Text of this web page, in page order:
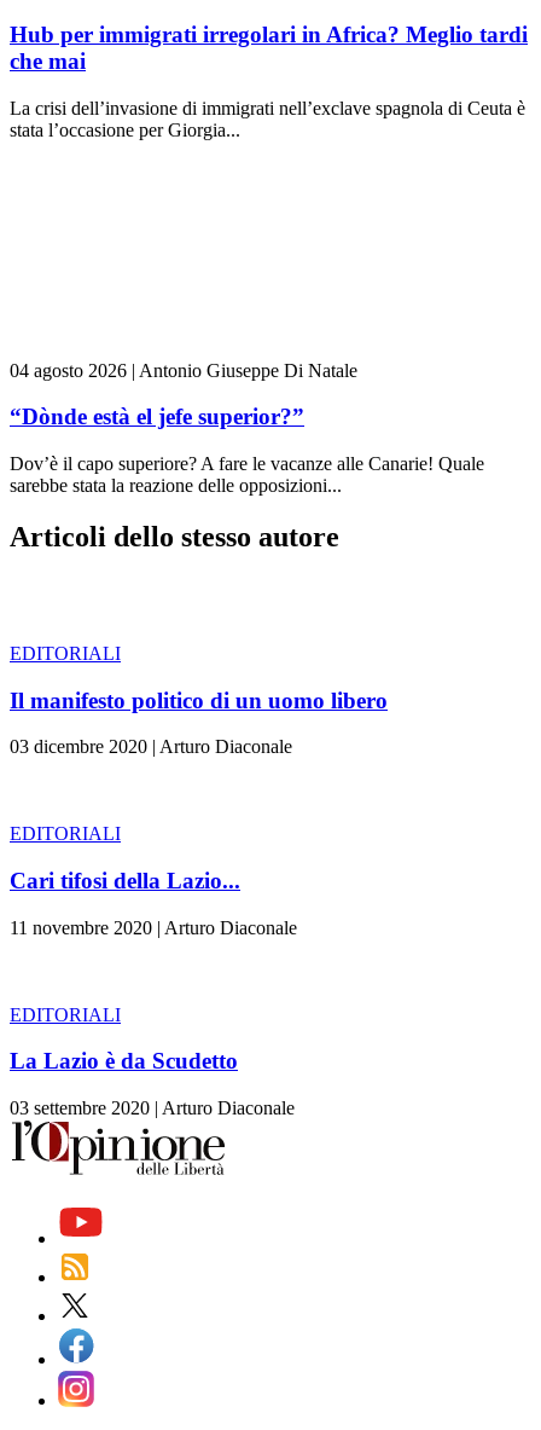
Hub per immigrati irregolari in Africa? Meglio tardi
che mai
La crisi dell’invasione di immigrati nell’exclave spagnola di Ceuta è
stata l’occasione per Giorgia...
04 agosto 2026 | Antonio Giuseppe Di Natale
“Dònde està el jefe superior?”
Dov’è il capo superiore? A fare le vacanze alle Canarie! Quale
sarebbe stata la reazione delle opposizioni...
Articoli dello stesso autore
EDITORIALI
Il manifesto politico di un uomo libero
03 dicembre 2020 | Arturo Diaconale
EDITORIALI
Cari tifosi della Lazio...
11 novembre 2020 | Arturo Diaconale
EDITORIALI
La Lazio è da Scudetto
03 settembre 2020 | Arturo Diaconale